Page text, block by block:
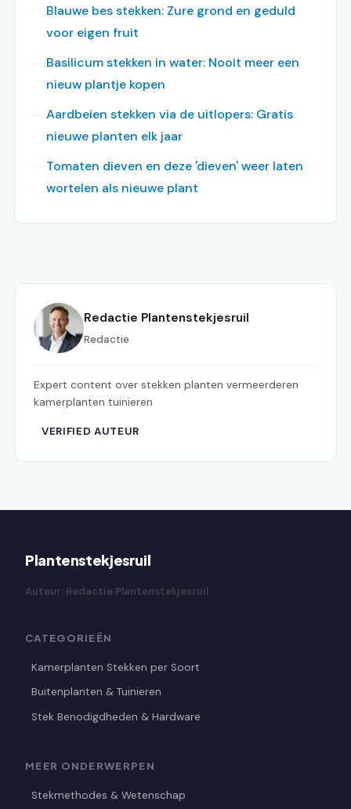
Blauwe bes stekken: Zure grond en geduld
voor eigen fruit
Basilicum stekken in water: Nooit meer een
nieuw plantje kopen
Aardbeien stekken via de uitlopers: Gratis
nieuwe planten elk jaar
Tomaten dieven en deze 'dieven' weer laten
wortelen als nieuwe plant
Redactie Plantenstekjesruil
Redactie
Expert content over stekken planten vermeerderen
kamerplanten tuinieren
VERIFIED AUTEUR
Plantenstekjesruil
Auteur: Redactie Plantenstekjesruil
CATEGORIEËN
Kamerplanten Stekken per Soort
Buitenplanten & Tuinieren
Stek Benodigdheden & Hardware
MEER ONDERWERPEN
Stekmethodes & Wetenschap